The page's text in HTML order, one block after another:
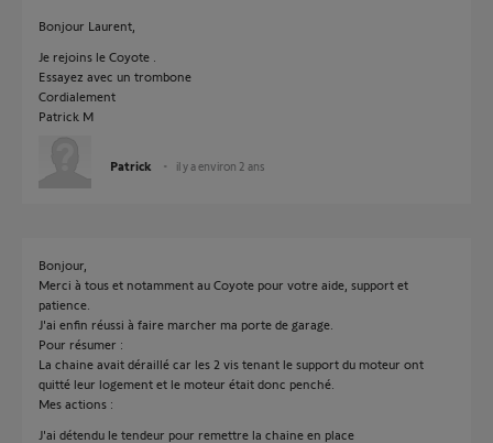
Bonjour Laurent,
Je rejoins le Coyote .
Essayez avec un trombone
Cordialement
Patrick M
Patrick il y a environ 2 ans
Bonjour,
Merci à tous et notamment au Coyote pour votre aide, support et
patience.
J'ai enfin réussi à faire marcher ma porte de garage.
Pour résumer :
La chaine avait déraillé car les 2 vis tenant le support du moteur ont
quitté leur logement et le moteur était donc penché.
Mes actions :
J'ai détendu le tendeur pour remettre la chaine en place